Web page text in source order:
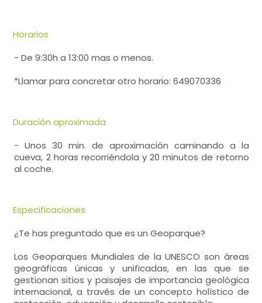
Horarios
- De 9:30h a 13:00 mas o menos.
*Llamar para concretar otro horario: 649070336
Duración aproximada
- Unos 30 min. de aproximación caminando a la
cueva, 2 horas recorriéndola y 20 minutos de retorno
al coche.
Especificaciones
¿Te has preguntado que es un Geoparque?
Los Geoparques Mundiales de la UNESCO son áreas
geográficas únicas y unificadas, en las que se
gestionan sitios y paisajes de importancia geológica
internacional, a través de un concepto holístico de